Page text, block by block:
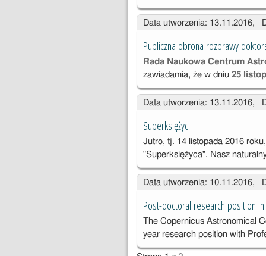
Data utworzenia: 13.11.2016,
Publiczna obrona rozprawy
Rada Naukowa Centrum
zawiadamia, że w dniu 25
Data utworzenia: 13.11.2016,
Superksiężyc
Jutro, tj. 14 listopada 2016
"Superksiężyca". Nasz
Data utworzenia: 10.11.2016,
Post-doctoral research position
The Copernicus Astronomical
year research position with